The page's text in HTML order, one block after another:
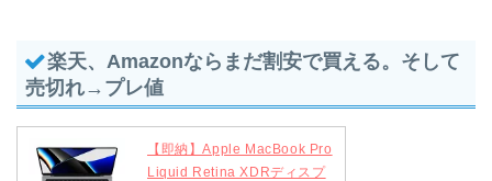
楽天、Amazonならまだ割安で買える。そして
売切れ→プレ値
【即納】Apple MacBook Pro
Liquid Retina XDRディスプ